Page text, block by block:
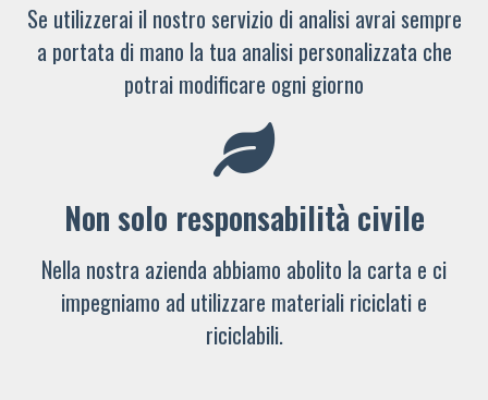
Se utilizzerai il nostro servizio di analisi avrai sempre
a portata di mano la tua analisi personalizzata che
potrai modificare ogni giorno
Non solo responsabilità civile
Nella nostra azienda abbiamo abolito la carta e ci
impegniamo ad utilizzare materiali riciclati e
riciclabili.